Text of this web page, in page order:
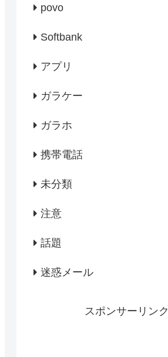
povo
Softbank
アプリ
ガラケー
ガラホ
携帯電話
未分類
注意
話題
迷惑メール
スポンサーリンク